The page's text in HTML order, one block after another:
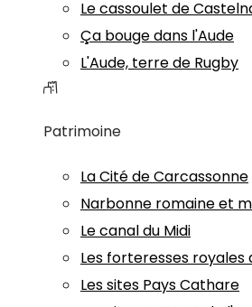
Le cassoulet de
Ça bouge dans l'Aude
L'Aude, terre de Rugby
Patrimoine
La Cité de Carcassonne
Narbonne romaine et
Le canal du Midi
Les forteresses royales
Les sites Pays Cathare